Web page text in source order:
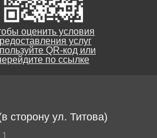
оценить условия
услуг
QR-код или
по ссылке
сторону ул. Титова)